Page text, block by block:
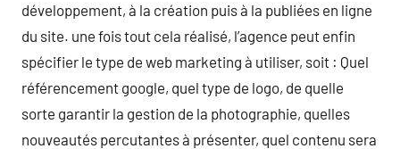
développement, à la création puis à la publiées en ligne
du site. une fois tout cela réalisé, l’agence peut enfin
spécifier le type de web marketing à utiliser, soit : Quel
référencement google, quel type de logo, de quelle
sorte garantir la gestion de la photographie, quelles
nouveautés percutantes à présenter, quel contenu sera